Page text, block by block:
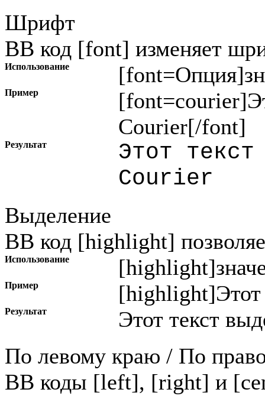
Шрифт
BB код [font] изменяет
Использование [font=Опция]
Пример
Courier[/font]
Результат
Этот текст
Courier
Выделение
BB код [highlight]
Использование [highlight]
Пример
Результат
Этот текст
По левому краю / По
BB коды [left], [right] и